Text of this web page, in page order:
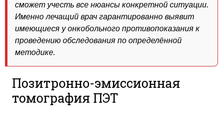
сможет учесть все нюансы конкретной ситуации.
Именно лечащий врач гарантированно выявит
имеющиеся у онкобольного противопоказания к
проведению обследования по определённой
методике.
Позитронно-эмиссионная
томография ПЭТ